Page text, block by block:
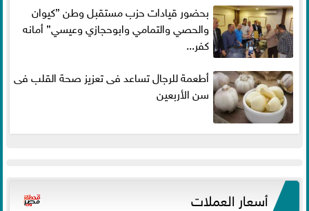
بحضور قيادات حزب مستقبل وطن ”كيوان
والحصي والتمامي وابوحجازي وعيسي” أمانه
كفر...
أطعمة للرجال تساعد فى تعزيز صحة القلب فى
سن الأربعين
أسعار العملات